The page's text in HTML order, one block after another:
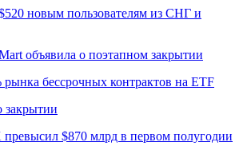
новым пользователям из СНГ и
объявила о поэтапном закрытии
рынка бессрочных контрактов на ETF
закрытии
$870 млрд в первом полугодии